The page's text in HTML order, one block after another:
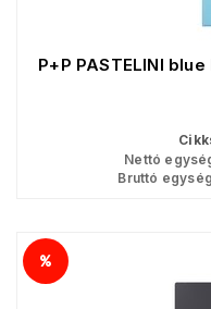
P+P PASTELINI
Nettó
Bruttó